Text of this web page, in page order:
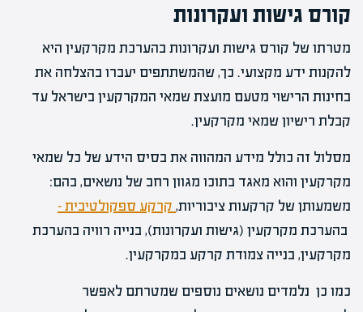
קורס גישות ועקרונות
מטרתו של קורס גישות ועקרונות בהערכת מקרקעין היא
להקנות ידע מקצועי. כך, שהמשתתפים יעברו בהצלחה את
בחינות הרישוי מטעם מועצת שמאי המקרקעין בישראל עד
קבלת רישיון שמאי מקרקעין.
מסלול זה כולל מידע המהווה את בסיס הידע של כל שמאי
מקרקעין והוא מאגד בתוכו מגוון רחב של נושאים, בהם:
משמעותן של קרקעות ציבוריות, קרקע ספקולטיבית –
בהערכת מקרקעין (גישות ועקרונות), בנייה רוויה בהערכת
מקרקעין, בנייה צמודת קרקע במקרקעין.
כמו כן נלמדים נושאים נוספים שמטרתם לאפשר